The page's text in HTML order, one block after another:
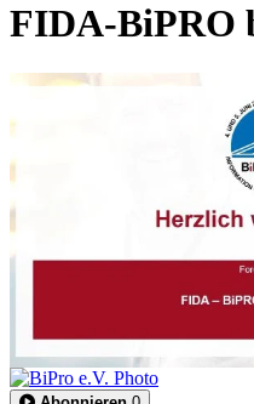
FIDA-BiPRO
0:18:22